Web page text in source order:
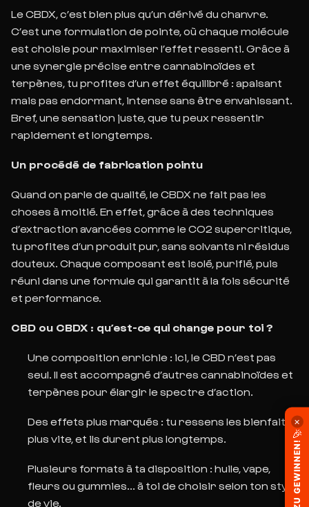
Le CBDX, c’est bien plus qu’un dérivé du chanvre.
C’est une formulation de pointe, où chaque molécule
est choisie pour maximiser l’effet ressenti. Grâce à
une synergie précise entre cannabinoïdes et
terpènes, tu profites d’un effet équilibré : apaisant
mais pas endormant, intense sans être envahissant.
Bref, une sensation juste, que tu peux ressentir
rapidement et longtemps.
Un procédé de fabrication pointu
Quand on parle de qualité, le CBDX ne fait pas les
choses à moitié. En effet, grâce à des techniques
d’extraction avancées comme le CO2 supercritique,
tu profites d’un produit pur,sans solvants ni résidus
douteux. Chaque composant est isolé, purifié, puis
réuni dans une formule qui garantit à la fois sécurité
et performance.
CBD ou CBDX : qu’est-ce qui change pour toi ?
Une composition enrichie : ici, le CBD n’est pas
seul. Il est accompagné d’autres cannabinoïdes et
terpènes pour élargir le spectre d’action.
Des effets plus marqués : tu ressens les bienfaits
plus vite, et ils durent plus longtemps.
Plusieurs formats à ta disposition : huile, vape,
fleurs ou gummies... à toi de choisir selon ton style
de vie.
✕
🎉
1KG ZU GEWINNEN!